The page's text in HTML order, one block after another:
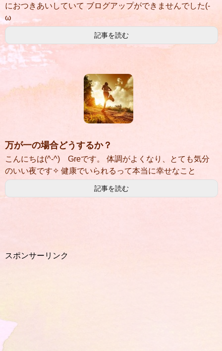
におつきあいしていて ブログアップができませんでした(-
ω
記事を読む
万が一の場合どうするか？
こんにちは(^-^) Greです。 体調がよくなり、とても気分
のいい夜です✧ 健康でいられるって本当に幸せなこと
記事を読む
スポンサーリンク